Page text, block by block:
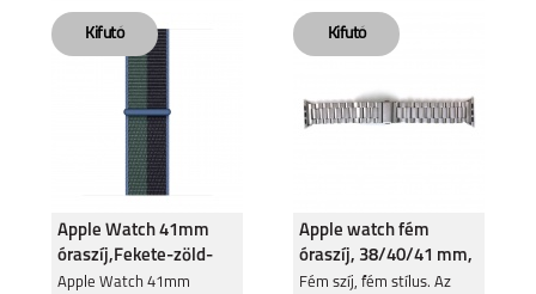
APPLE WATCH
SERIES 9 (41 MM)
Apple Watch 41mm
óraszíj,Fekete-zöld-
kék
Apple Watch 41mm
Apple watch fém
óraszíj, 38/40/41 mm,
Ezüst
Fém szíj, fém stílus. Az